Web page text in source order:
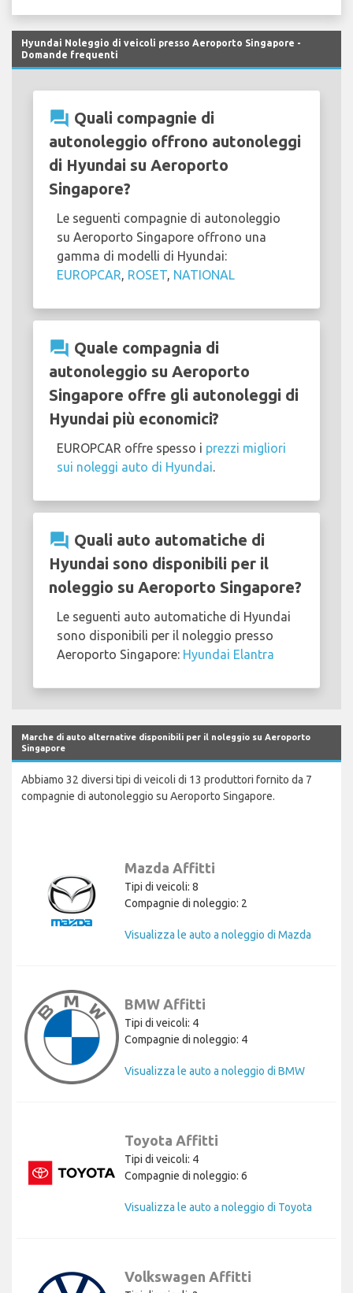
Hyundai Noleggio di veicoli presso Aeroporto Singapore -
Domande frequenti
question_answer Quali compagnie di
autonoleggio offrono autonoleggi
di Hyundai su Aeroporto
Singapore?
Le seguenti compagnie di autonoleggio
su Aeroporto Singapore offrono una
gamma di modelli di Hyundai:
EUROPCAR ROSET NATIONAL
question_answer Quale compagnia di
autonoleggio su Aeroporto
Singapore offre gli autonoleggi di
Hyundai più economici?
EUROPCAR offre spesso i prezzi migliori
sui noleggi auto di Hyundai
question_answer Quali auto automatiche di
Hyundai sono disponibili per il
noleggio su Aeroporto Singapore?
Le seguenti auto automatiche di Hyundai
sono disponibili per il noleggio presso
Aeroporto Singapore: Hyundai Elantra
Marche di auto alternative disponibili per il noleggio su Aeroporto
Singapore
Abbiamo 32 diversi tipi di veicoli di 13 produttori fornito da 7
compagnie di autonoleggio su Aeroporto Singapore.
Mazda Affitti
Tipi di veicoli: 8
Compagnie di noleggio: 2
Visualizza le auto a noleggio di Mazda
BMW Affitti
Tipi di veicoli: 4
Compagnie di noleggio: 4
Visualizza le auto a noleggio di BMW
Toyota Affitti
Tipi di veicoli: 4
Compagnie di noleggio: 6
Visualizza le auto a noleggio di Toyota
Volkswagen Affitti